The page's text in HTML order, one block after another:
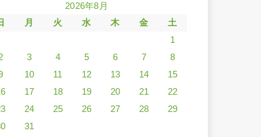
2026年8月
月 火 水 木 金
土
1
3 4 5 6 7
8
10 11 12 13 14
15
17 18 19 20 21
22
24 25 26 27 28
29
31